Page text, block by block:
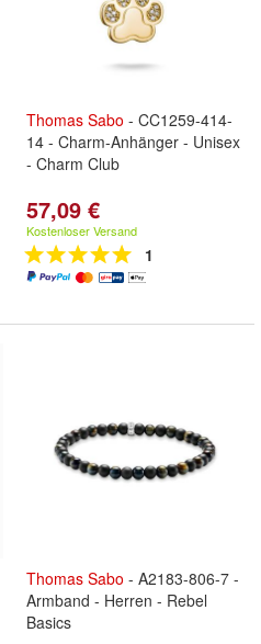
Thomas Sabo - CC1259-414-
14 - Charm-Anhänger - Unisex
- Charm Club
57,09 €
Kostenloser Versand
1
Thomas Sabo - A2183-806-7 -
Armband - Herren - Rebel
Basics